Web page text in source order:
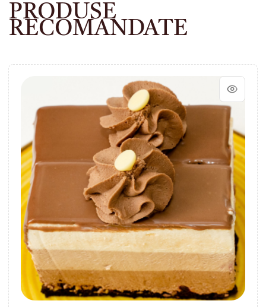
PRODUSE
RECOMANDATE